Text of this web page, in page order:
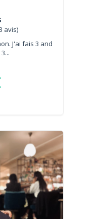
avis)
J'ai fais 3 and